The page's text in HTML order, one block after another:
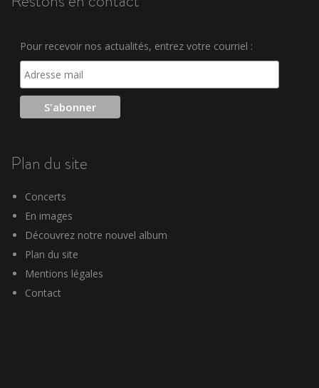
Pour recevoir nos actualités, entrez votre courriel :
Plan du site
Concerts
En images
Découvrez notre nouvel album
Plan du site
Mentions légales
Contact